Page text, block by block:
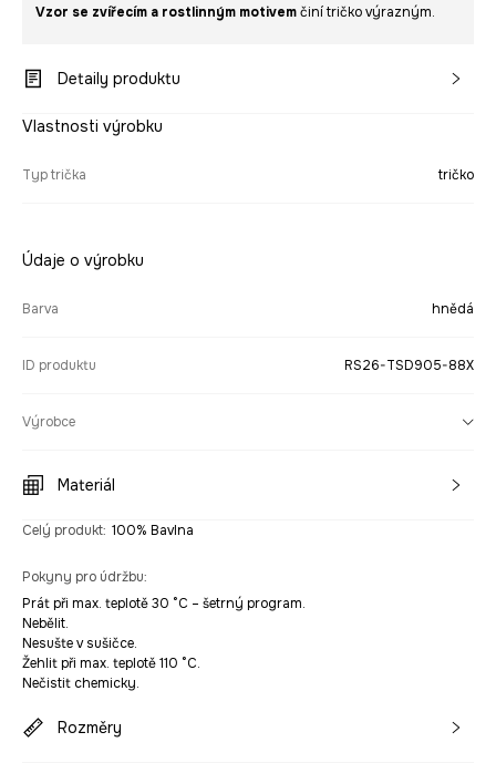
Vzor se zvířecím a rostlinným motivemčiní tričko výrazným.
Detaily produktu
Vlastnosti výrobku
Typ trička tričko
Údaje o výrobku
Barva hnědá
ID produktu RS26-TSD905-88X
Výrobce
Materiál
Celý produkt: 100% Bavlna
Pokyny pro údržbu:
Prát při max. teplotě 30 °C – šetrný program.
Nebělit.
Nesušte v sušičce.
Žehlit při max. teplotě 110 °C.
Nečistit chemicky.
Rozměry